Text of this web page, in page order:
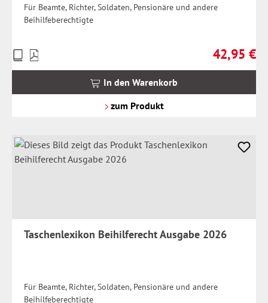
Für Beamte, Richter, Soldaten, Pensionäre und andere
Beihilfeberechtigte
Regulärer
42,95 €
Preise
inkl.
In den Warenkorb
zum Produkt
Taschenlexikon Beihilferecht Ausgabe 2026
Für Beamte, Richter, Soldaten, Pensionäre und andere
Beihilfeberechtigte